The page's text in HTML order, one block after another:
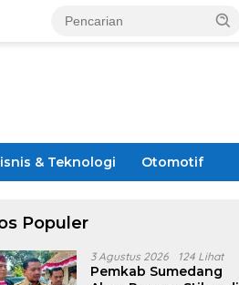
& Teknologi Otomotif
Populer
3 Agustus 2026 124 Lihat
Pemkab Sumedang